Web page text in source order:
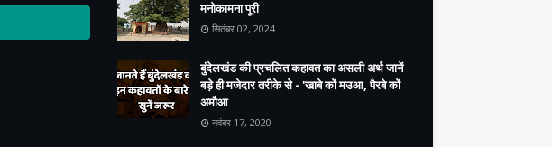
मनोकामना पूरी
सितंबर 02, 2024
बुंदेलखंड की प्रचलित कहावत का असली अर्थ जानें
बड़े ही मजेदार तरीके से - 'खाबे कों मउआ, पैरबे कों
अमौआ
नवंबर 17, 2020